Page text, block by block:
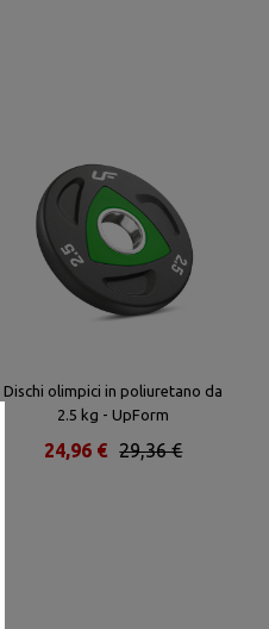
Dischi olimpici in poliuretano da
2.5 kg - UpForm
29,36 €
24,96 €